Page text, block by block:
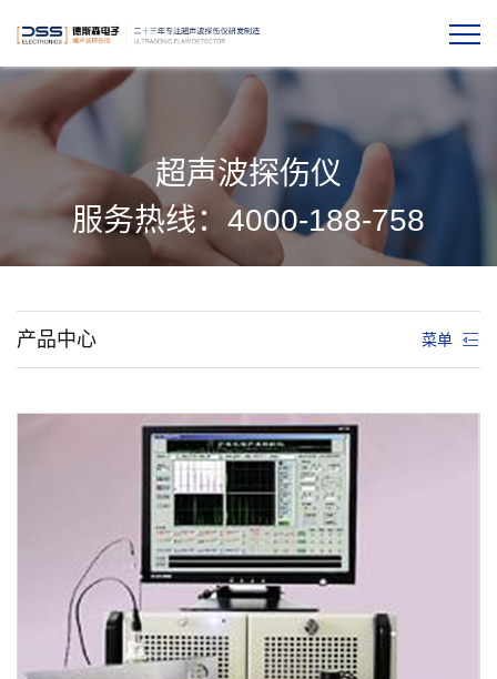
超声波探伤仪
服务热线：4000-188-758
菜单
产品中心